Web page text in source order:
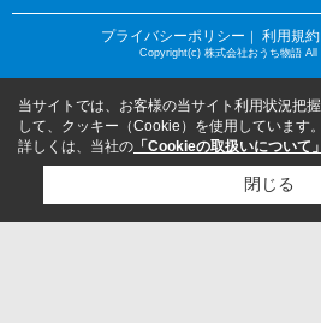
プライバシーポリシー ｜ 利用規約
Copyright(c) 株式会社おうち物語 All
当サイトでは、お客様の当サイト利用状況把
して、クッキー（Cookie）を使用しています。
詳しくは、当社の 「Cookieの取扱いについて」
閉じる